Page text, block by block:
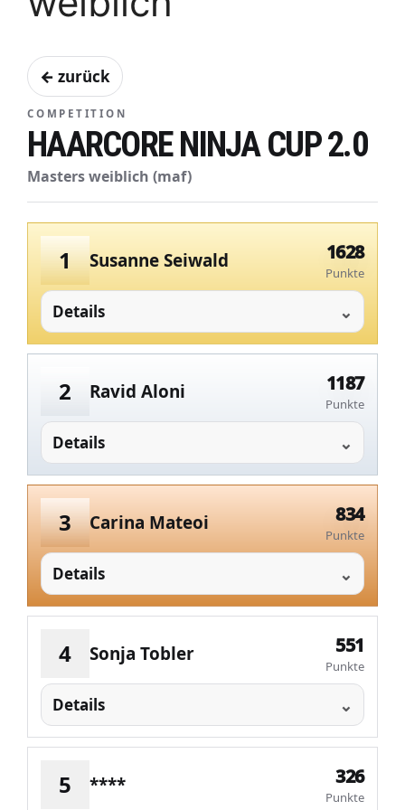
← zurück
COMPETITION
HAARCORE NINJA CUP 2.0
Masters weiblich (maf)
1 Susanne Seiwald 1628
Punkte
Details
2 Ravid Aloni 1187
Punkte
Details
3 Carina Mateoi 834
Punkte
Details
4 Sonja Tobler 551
Punkte
Details
5 **** 326
Punkte